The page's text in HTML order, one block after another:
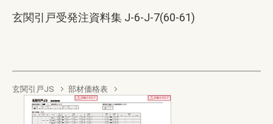
玄関引戸受発注資料集 J-6-J-7(60-61)
玄関引戸JS 部材価格表